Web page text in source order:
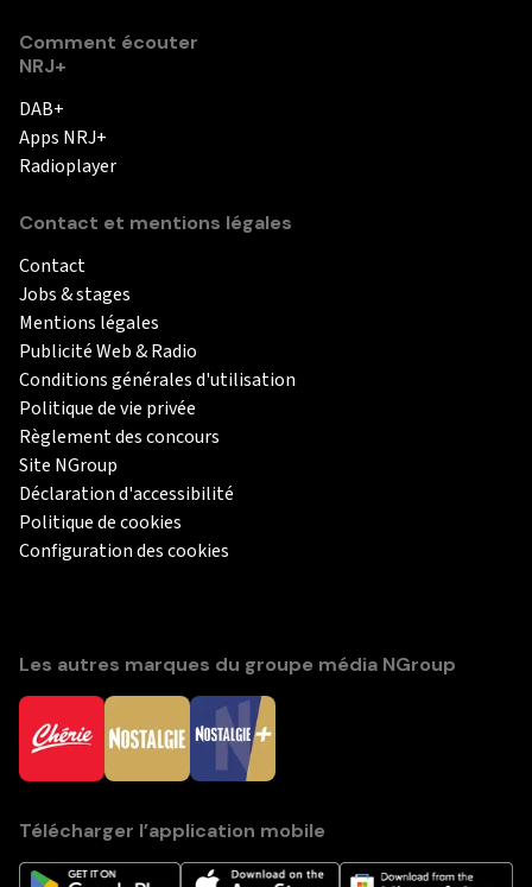
Comment écouter
NRJ+
DAB+
Apps NRJ+
Radioplayer
Contact et mentions légales
Contact
Jobs & stages
Mentions légales
Publicité Web & Radio
Conditions générales d'utilisation
Politique de vie privée
Règlement des concours
Site NGroup
Déclaration d'accessibilité
Politique de cookies
Configuration des cookies
Les autres marques du groupe média NGroup
Télécharger l’application mobile